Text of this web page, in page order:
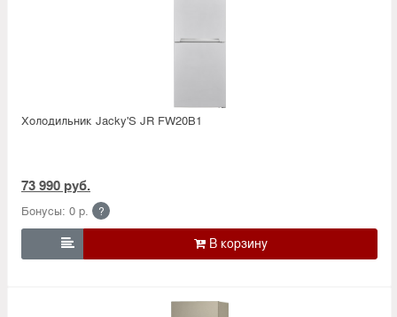
Холодильник Jacky'S JR FW20B1
73 990 руб.
Бонусы: 0 р. ?
